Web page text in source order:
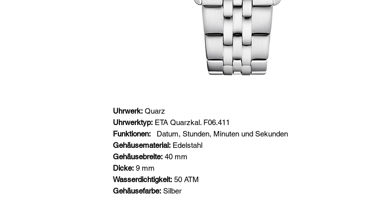
Uhrwerk: Quarz
Uhrwerktyp: ETA Quarzkal. F06.411
Funktionen:
Datum, Stunden, Minuten und Sekunden
Gehäusematerial: Edelstahl
Gehäusebreite: 40 mm
Dicke: 9 mm
Wasserdichtigkeit: 50 ATM
Gehäusefarbe: Silber